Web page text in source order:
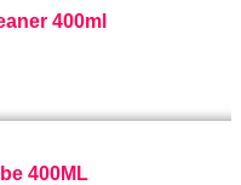
400ml
400ML